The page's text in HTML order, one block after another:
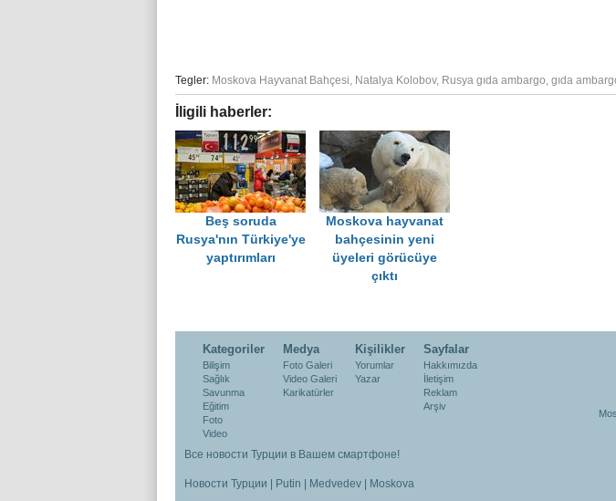
Tegler: Moskova Hayvanat Bahçesi, Natalya Kolobov, Rusya gıda ambargo, gıda
İligili haberler:
Beş soruda
Rusya'nın Türkiye'ye
yaptırımları
Moskova hayvanat
bahçesinin yeni
üyeleri görücüye
çıktı
Kategoriler
Bilişim
Sağlık
Savunma
Eğitim
Foto
Video
Medya
Foto Galeri
Video Galeri
Karikatürler
Kişilikler
Yorumlar
Yazar
Sayfalar
Hakkımızda
İletişim
Reklam
Arşiv
Все новости Турции в Вашем смартфоне!
Новости Турции Putin Medvedev Moskova